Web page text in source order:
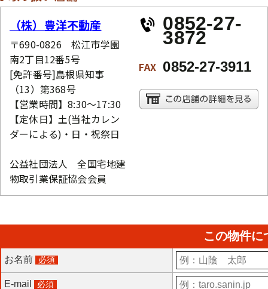
（株）豊洋不動産
〒690-0826 松江市学園
南2丁目12番5号
[免許番号]島根県知事
（13）第368号
【営業時間】8:30～17:30
【定休日】土(当社カレン
ダーによる)・日・祝祭日
公益社団法人 全国宅地建
物取引業保証協会会員
0852-27-
3872
FAX 0852-27-3911